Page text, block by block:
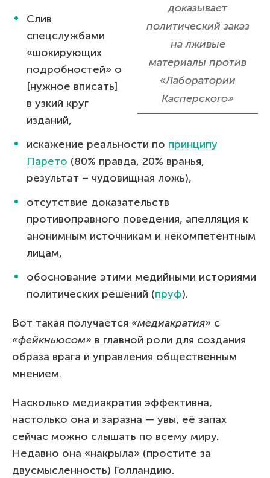
доказывает
политический заказ
на лживые
материалы против
«Лаборатории
Касперского»
Слив
спецслужбами
«шокирующих
подробностей» о
[нужное вписать]
в узкий круг
изданий,
искажение реальности по принципу
Парето (80% правда, 20% вранья,
результат – чудовищная ложь),
отсутствие доказательств
противоправного поведения, апелляция к
анонимным источникам и некомпетентным
лицам,
обоснование этими медийными историями
политических решений (пруф).
Вот такая получается «медиакратия» с
«фейкньюсом» в главной роли для создания
образа врага и управления общественным
мнением.
Насколько медиакратия эффективна,
настолько она и заразна — увы, её запах
сейчас можно слышать по всему миру.
Недавно она «накрыла» (простите за
двусмысленность) Голландию.